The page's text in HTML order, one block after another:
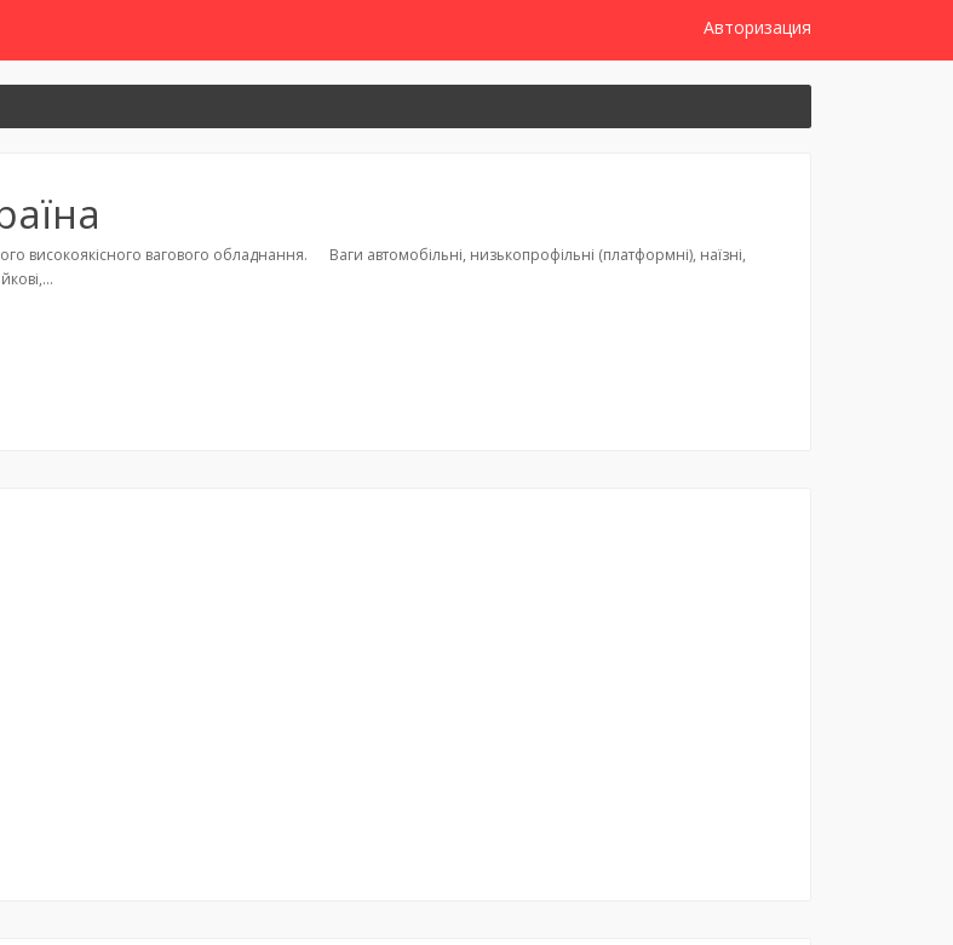
Авторизация
високоякісного вагового обладнання. Ваги автомобільні, низькопрофільні (платформні), наїзні,